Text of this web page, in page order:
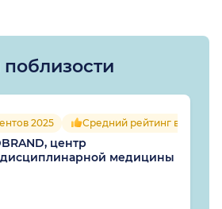
2025 Средний рейтинг врачей
центр
медицины